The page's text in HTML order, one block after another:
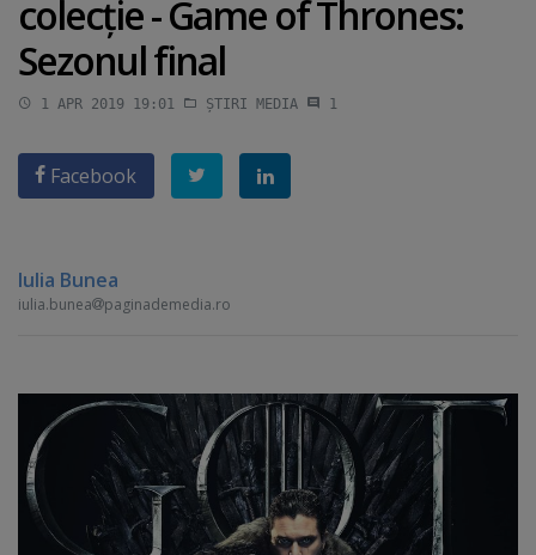
colecţie - Game of Thrones:
Sezonul final
1 APR 2019 19:01 ȘTIRI MEDIA 1
Facebook
Iulia Bunea
iulia.bunea paginademedia.ro